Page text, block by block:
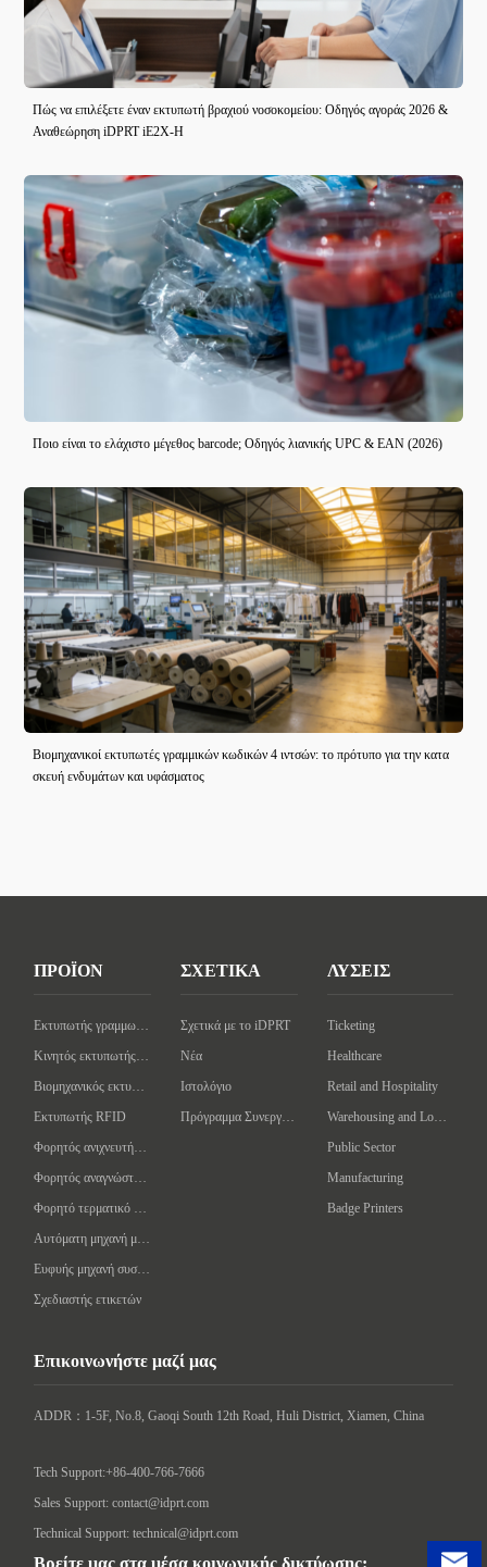
Πώς να επιλέξετε έναν εκτυπωτή βραχιού νοσοκομείου: Οδηγός αγοράς 2026 &
Αναθεώρηση iDPRT iE2X-H
Ποιο είναι το ελάχιστο μέγεθος barcode; Οδηγός λιανικής UPC & EAN (2026)
Βιομηχανικοί εκτυπωτές γραμμικών κωδικών 4 ιντσών: το πρότυπο για την κατα
σκευή ενδυμάτων και υφάσματος
ΠΡΟΪΟΝ
Εκτυπωτής γραμμωτού κώδικα επιφάνειας εργασίας
Κινητός εκτυπωτής γραμμωτού κώδικα
Βιομηχανικός εκτυπωτής γραμμωτών κωδίκων
Εκτυπωτής RFID
Φορητός ανιχνευτής γραμμωτού κώδικα
Φορητός αναγνώστης/συγγραφέας RFID
Φορητό τερματικό δεδομένων
Αυτόματη μηχανή μαρκαρίσματος
Ευφυής μηχανή συσκευασίας
Σχεδιαστής ετικετών
ΣΧΕΤΙΚΑ
Σχετικά με το iDPRT
Νέα
Ιστολόγιο
Πρόγραμμα Συνεργάτη
ΛΥΣΕΙΣ
Ticketing
Healthcare
Retail and Hospitality
Warehousing and Logistics
Public Sector
Manufacturing
Badge Printers
Επικοινωνήστε μαζί μας
ADDR：1-5F, No.8, Gaoqi South 12th Road, Huli District, Xiamen, China
Tech Support:+86-400-766-7666
Sales Support: contact@idprt.com
Technical Support: technical@idprt.com
Βρείτε μας στα μέσα κοινωνικής δικτύωσης: